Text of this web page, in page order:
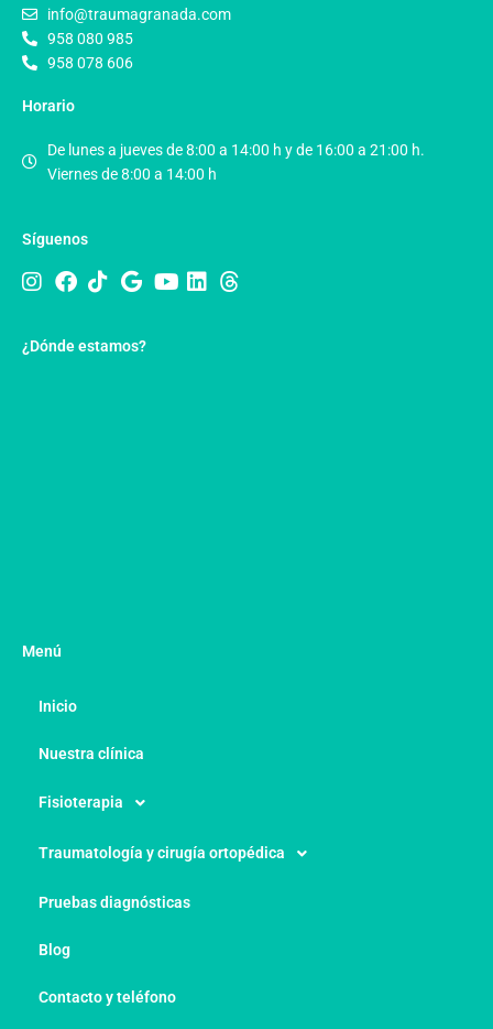
info@traumagranada.com
958 080 985
958 078 606
Horario
De lunes a jueves de 8:00 a 14:00 h y de 16:00 a 21:00 h.
Viernes de 8:00 a 14:00 h
Síguenos
¿Dónde estamos?
Menú
Inicio
Nuestra clínica
Fisioterapia
Traumatología y cirugía ortopédica
Pruebas diagnósticas
Blog
Contacto y teléfono